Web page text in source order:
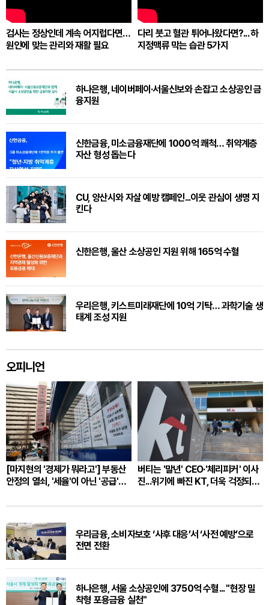
검사는 정상인데 계속 어지럽다면…
원인에 맞는 관리와 재활 필요
다리 붓고 혈관 튀어나왔다면?... 하
지정맥류 막는 습관 5가지
하나은행, 네이버페이·서울신보와 손잡고 소상공인 금
융지원
신한금융, 미소금융재단에 1000억 쾌척… 취약계층
자산 형성 돕는다
CU, 양산시와 자살 예방 캠페인...이웃 관심이 생명 지
킨다
신한은행, 울산 소상공인 지원 위해 165억 수혈
우리은행, 키스트미래재단에 10억 기탁… 과학기술 생
태계 조성 지원
오피니언
[마지현의 '경제가 뭐라고'] 부동산
안정의 열쇠, '세율'이 아닌 '공급'과
버티는 '말년' CEO·'체리피커' 이사
진...위기에 빠진 KT, 더욱 걱정되는
우리금융, 소비자보호 ‘사후 대응’서 ‘사전 예방’으로
전면 전환
하나은행, 서울 소상공인에 3750억 수혈... "현장 밀
착형 포용금융 실천"